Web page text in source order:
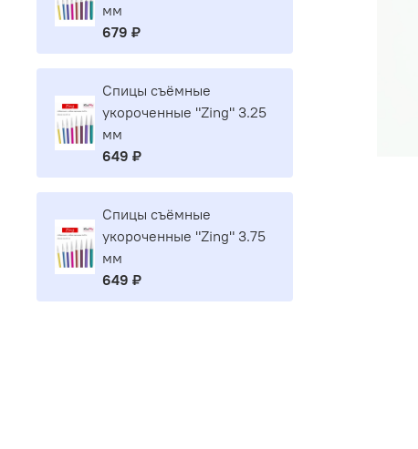
мм
679 ₽
Спицы съёмные
укороченные "Zing" 3.25
мм
649 ₽
Спицы съёмные
укороченные "Zing" 3.75
мм
649 ₽